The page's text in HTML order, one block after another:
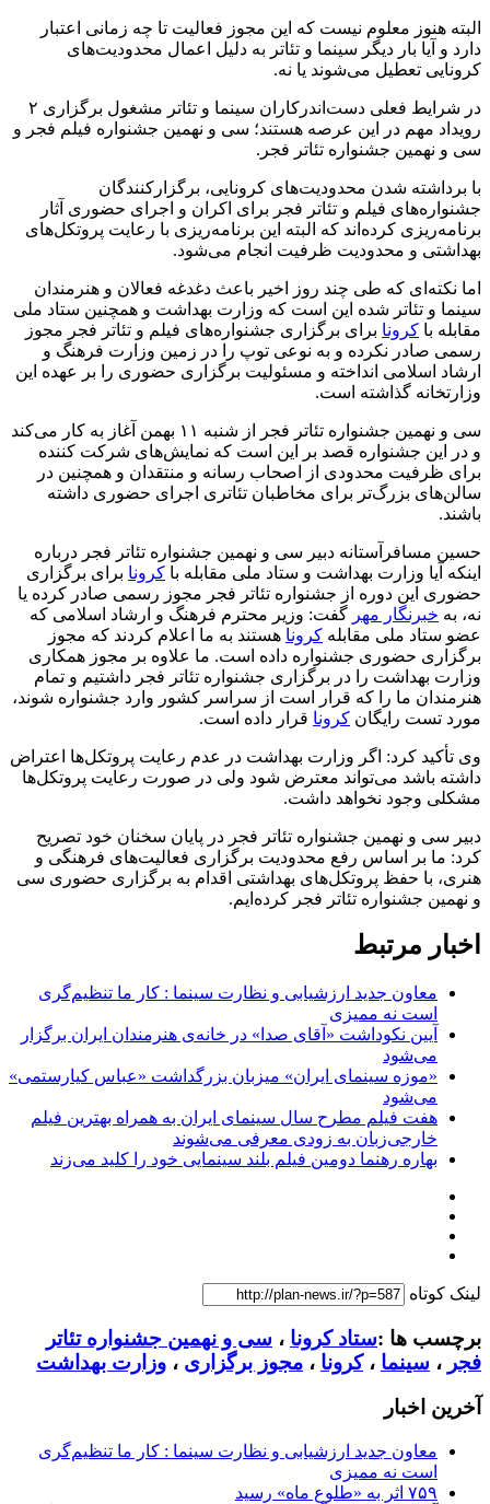
البته هنوز معلوم نیست که این مجوز فعالیت تا چه زمانی اعتبار
دارد و آیا بار دیگر سینما و تئاتر به دلیل اعمال محدودیت‌های
کرونایی تعطیل می‌شوند یا نه.
در شرایط فعلی دست‌اندرکاران سینما و تئاتر مشغول برگزاری ۲
رویداد مهم در این عرصه هستند؛ سی و نهمین جشنواره فیلم فجر و
سی و نهمین جشنواره تئاتر فجر.
با برداشته شدن محدودیت‌های کرونایی، برگزارکنندگان
جشنواره‌های فیلم و تئاتر فجر برای اکران و اجرای حضوری آثار
برنامه‌ریزی کرده‌اند که البته این برنامه‌ریزی با رعایت پروتکل‌های
بهداشتی و محدودیت ظرفیت انجام می‌شود.
اما نکته‌ای که طی چند روز اخیر باعث دغدغه فعالان و هنرمندان
سینما و تئاتر شده این است که وزارت بهداشت و همچنین ستاد ملی
مقابله با کرونا برای برگزاری جشنواره‌های فیلم و تئاتر فجر مجوز
رسمی صادر نکرده و به نوعی توپ را در زمین وزارت فرهنگ و
ارشاد اسلامی انداخته و مسئولیت برگزاری حضوری را بر عهده این
وزارتخانه گذاشته است.
سی و نهمین جشنواره تئاتر فجر از شنبه ۱۱ بهمن آغاز به کار می‌کند
و در این جشنواره قصد بر این است که نمایش‌های شرکت کننده
برای ظرفیت محدودی از اصحاب رسانه و منتقدان و همچنین در
سالن‌های بزرگ‌تر برای مخاطبان تئاتری اجرای حضوری داشته
باشند.
حسین مسافرآستانه دبیر سی و نهمین جشنواره تئاتر فجر درباره
اینکه آیا وزارت بهداشت و ستاد ملی مقابله با کرونا برای برگزاری
حضوری این دوره از جشنواره تئاتر فجر مجوز رسمی صادر کرده یا
نه، به خبرنگار مهر گفت: وزیر محترم فرهنگ و ارشاد اسلامی که
عضو ستاد ملی مقابله کرونا هستند به ما اعلام کردند که مجوز
برگزاری حضوری جشنواره داده است. ما علاوه بر مجوز همکاری
وزارت بهداشت را در برگزاری جشنواره تئاتر فجر داشتیم و تمام
هنرمندان ما را که قرار است از سراسر کشور وارد جشنواره شوند،
مورد تست رایگان کرونا قرار داده است.
وی تأکید کرد: اگر وزارت بهداشت در عدم رعایت پروتکل‌ها اعتراض
داشته باشد می‌تواند معترض شود ولی در صورت رعایت پروتکل‌ها
مشکلی وجود نخواهد داشت.
دبیر سی و نهمین جشنواره تئاتر فجر در پایان سخنان خود تصریح
کرد: ما بر اساس رفع محدودیت برگزاری فعالیت‌های فرهنگی و
هنری، با حفظ پروتکل‌های بهداشتی اقدام به برگزاری حضوری سی
و نهمین جشنواره تئاتر فجر کرده‌ایم.
اخبار مرتبط
معاون جدید ارزشیابی و نظارت سینما : کار ما تنظیم‌گری
است نه ممیزی
آیین نکوداشت «آقای صدا» در خانه‌ی هنرمندان ایران برگزار
می‌شود
«موزه سینمای ایران» میزبان بزرگداشت «عباس کیارستمی»
می‌شود
هفت فیلم مطرح سال سینمای ایران به همراه بهترین فیلم
خارجی‌زبان به زودی معرفی می‌شوند
بهاره رهنما دومین فیلم بلند سینمایی خود را کلید می‌زند
لینک کوتاه
برچسب ها :ستاد کرونا ، سی و نهمین جشنواره تئاتر
فجر ، سینما ،کرونا ، مجوز برگزاری ، وزارت بهداشت
آخرین اخبار
معاون جدید ارزشیابی و نظارت سینما : کار ما تنظیم‌گری
است نه ممیزی
۷۵۹ اثر به «طلوع ماه» رسید